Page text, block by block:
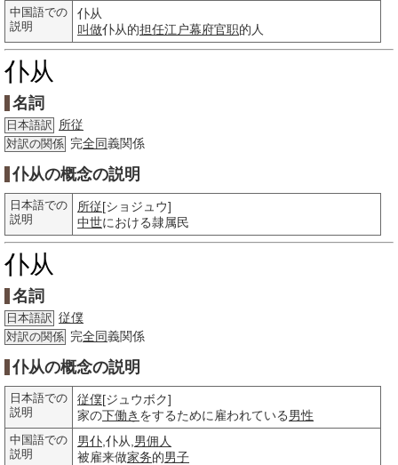
中国語での
説明
仆从
叫做仆从的担任江户幕府官职的人
仆从
名詞
日本語訳 所従
対訳の関係 完全同義関係
仆从の概念の説明
日本語での
説明
所従[ショジュウ]
中世における隷属民
仆从
名詞
日本語訳 従僕
対訳の関係 完全同義関係
仆从の概念の説明
日本語での
説明
従僕[ジュウボク]
家の下働き をするために雇われている男性
中国語での
説明
男仆 ,仆从, 男佣人
被雇来做家务的男子